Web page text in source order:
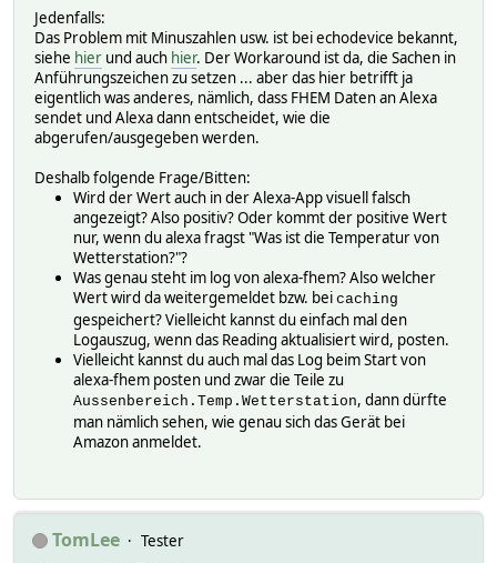
IODev KNX
alexaName Temperatur Draußen
genericDeviceType thermometer
group Aussentemperatur
homebridgeMapping CurrentTemperature:reading=state
icon icoTemp.png
room Aussenbereich
Jedenfalls:
Das Problem mit Minuszahlen usw. ist bei echodevice bekannt,
siehe hier und auch hier. Der Workaround ist da, die Sachen in
Anführungszeichen zu setzen ... aber das hier betrifft ja
eigentlich was anderes, nämlich, dass FHEM Daten an Alexa
sendet und Alexa dann entscheidet, wie die
abgerufen/ausgegeben werden.
Deshalb folgende Frage/Bitten:
Wird der Wert auch in der Alexa-App visuell falsch
angezeigt? Also positiv? Oder kommt der positive Wert
nur, wenn du alexa fragst "Was ist die Temperatur von
Wetterstation?"?
Was genau steht im log von alexa-fhem? Also welcher
Wert wird da weitergemeldet bzw. bei caching
gespeichert? Vielleicht kannst du einfach mal den
Logauszug, wenn das Reading aktualisiert wird, posten.
Vielleicht kannst du auch mal das Log beim Start von
alexa-fhem posten und zwar die Teile zu
Aussenbereich.Temp.Wetterstation, dann dürfte
man nämlich sehen, wie genau sich das Gerät bei
Amazon anmeldet.
TomLee
Tester